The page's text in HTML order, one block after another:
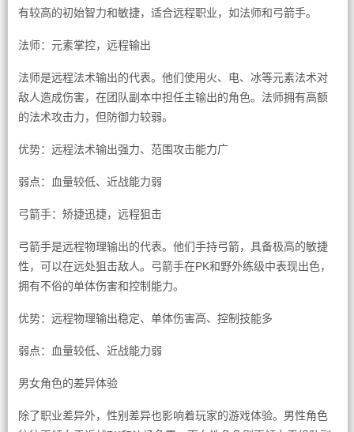
有较高的初始智力和敏捷，适合远程职业，如法师和弓箭手。
法师：元素掌控，远程输出
法师是远程法术输出的代表。他们使用火、电、冰等元素法术对
敌人造成伤害，在团队副本中担任主输出的角色。法师拥有高额
的法术攻击力，但防御力较弱。
优势：远程法术输出强力、范围攻击能力广
弱点：血量较低、近战能力弱
弓箭手：矫捷迅捷，远程狙击
弓箭手是远程物理输出的代表。他们手持弓箭，具备极高的敏捷
性，可以在远处狙击敌人。弓箭手在PK和野外练级中表现出色，
拥有不俗的单体伤害和控制能力。
优势：远程物理输出稳定、单体伤害高、控制技能多
弱点：血量较低、近战能力弱
男女角色的差异体验
除了职业差异外，性别差异也影响着玩家的游戏体验。男性角色